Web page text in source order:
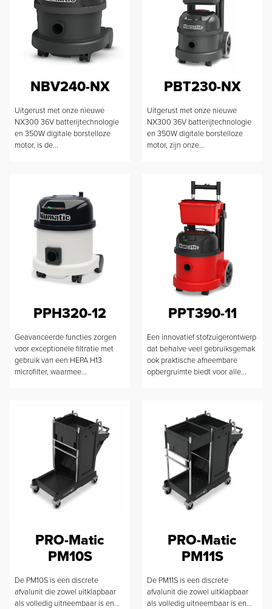
NBV240-NX
Uitgerust met onze nieuwe
NX300 36V batterijtechnologie
en 350W digitale borstelloze
motor, is de...
PBT230-NX
Uitgerust met onze nieuwe
NX300 36V batterijtechnologie
en 350W digitale borstelloze
motor, zijn onze...
PPH320-12
Geavanceerde functies zorgen
voor exceptionele filtratie met
gebruik van een HEPA H13
microfilter, waarmee...
PPT390-11
Een innovatief stofzuigerontwerp
dat behalve veel gebruiksgemak
ook praktische afneembare
opbergruimte biedt voor alle...
PRO-Matic
PM10S
De PM10S is een discrete
afvalunit die zowel uitklapbaar
als volledig uitneembaar is en...
PRO-Matic
PM11S
De PM11S is een discrete
afvalunit die zowel uitklapbaar
als volledig uitneembaar is en...